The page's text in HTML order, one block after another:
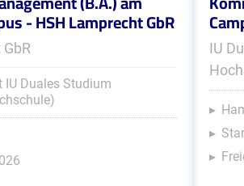
- HSH Lamprecht GbR
Duales Studium
IU